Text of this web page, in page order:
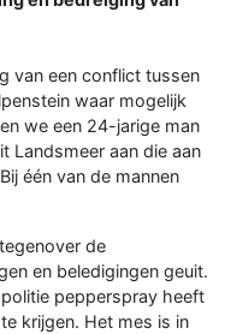
van een conflict tussen
waar mogelijk
we een 24-jarige man
Landsmeer aan die aan
één van de mannen
de
en beledigingen geuit.
pepperspray heeft
krijgen. Het mes is in